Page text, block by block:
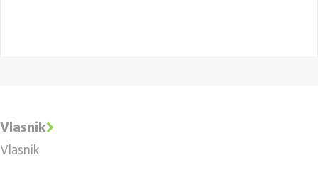
Vlasnik
Vlasnik